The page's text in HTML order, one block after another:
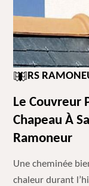
RS
Le Couvreur
Chapeau À
Ramoneur
Une cheminée
chaleur durant